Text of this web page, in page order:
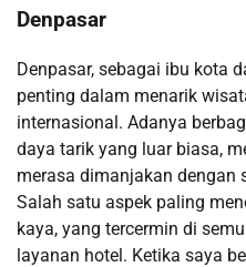
Denpasar
Denpasar, sebagai ibu kota
penting dalam menarik
internasional. Adanya
daya tarik yang luar biasa,
merasa dimanjakan dengan
Salah satu aspek paling
kaya, yang tercermin di
layanan hotel. Ketika saya